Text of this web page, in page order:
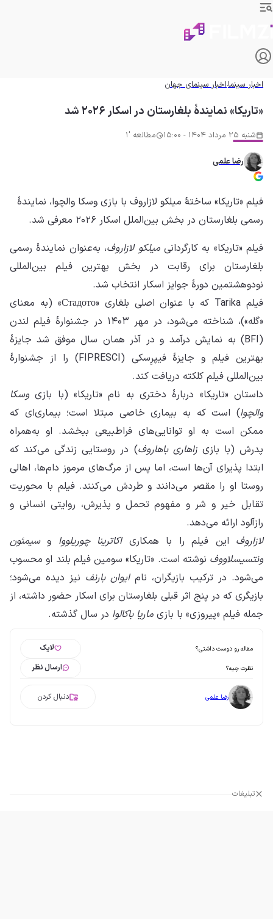
اخبار سینمااخبار سینمای جهان
«تاریکا» نمایندهٔ بلغارستان در اسکار ۲۰۲۶ شد
شنبه 25 مرداد 1404 - 15:00 مطالعه '1
رضا علمی
فیلم «تاریکا» ساختهٔ میلکو لازاروف با بازی وسکا والچوا، نمایندهٔ
رسمی بلغارستان در بخش بین‌الملل اسکار ۲۰۲۶ معرفی شد.
فیلم «تاریکا» به کارگردانیمیلکو لازاروف، به‌عنوان نمایندهٔ رسمی
بلغارستان برای رقابت در بخش بهترین فیلم بین‌المللی
نودوهشتمین دورهٔ جوایز اسکار انتخاب شد.
فیلم Tarika که با عنوان اصلی بلغاری «Стадото» (به‌ معنای
«گله»)، شناخته می‌شود، در مهر ۱۴۰۳ در جشنوارهٔ فیلم لندن
(BFI) به نمایش درآمد و در آذر همان سال موفق شد جایزهٔ
بهترین فیلم و جایزهٔ فیپرِسکی (FIPRESCI) را از جشنوارهٔ
بین‌المللی فیلم کلکته دریافت کند.
داستان «تاریکا» دربارهٔ دختری به نام «تاریکا» (با بازی وسکا
والچوا) است که به بیماری خاصی مبتلا است؛ بیماری‌ای که
ممکن است به او توانایی‌های فراطبیعی ببخشد. او به‌همراه
پدرش (با بازیزاهاری باهاروف) در روستایی زندگی می‌کند که
ابتدا پذیرای آن‌ها است، اما پس از مرگ‌های مرموز دام‌ها، اهالی
روستا او را مقصر می‌دانند و طردش می‌کنند. فیلم با محوریت
تقابل خیر و شر و مفهوم تحمل و پذیرش، روایتی انسانی و
رازآلود ارائه می‌دهد.
لازاروف این فیلم را با همکاریاکاترینا چوریلووا وسیمئون
ونتسیسلاووف نوشته است. «تاریکا» سومین فیلم بلند او محسوب
می‌شود. در ترکیب بازیگران، نامایوان بارنف نیز دیده می‌شود؛
بازیگری که در پنج اثر قبلی بلغارستان برای اسکار حضور داشته، از
جمله فیلم «پیروزی» با بازی ماریا باکالوا در سال گذشته.
مقاله رو دوست داشتی؟ لایک
نظرت چیه؟ ارسال نظر
رضا علمی دنبال کردن
تبلیغات